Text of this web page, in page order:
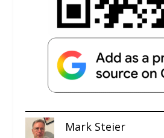
Mark Steier